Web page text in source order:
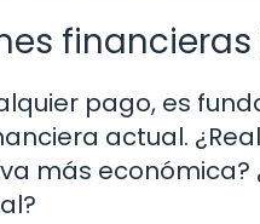
pago, es
actual.
más